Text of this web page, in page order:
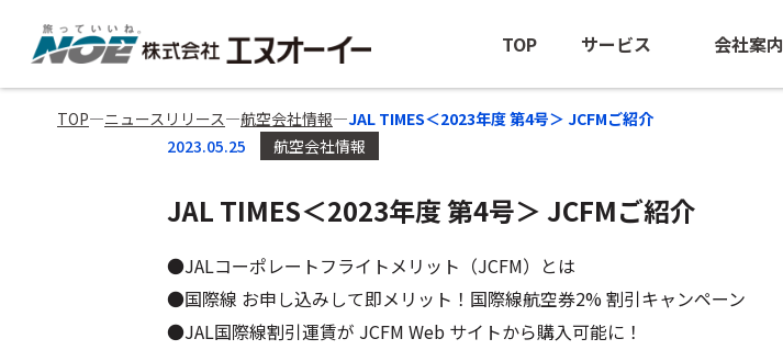
TOP サービス
海外出張手配
団体旅行・MICE
訪日旅行手配
会社案内
TOP―ニュースリリース―航空会社情報―JAL TIMES＜2023年度 第4号＞ JCFMご紹介
2023.05.25
航空会社情報
JAL TIMES＜2023年度 第4号＞ JCFMご紹介
●JALコーポレートフライトメリット（JCFM）とは
●国際線 お申し込みして即メリット！国際線航空券2% 割引キャンペーン
●JAL国際線割引運賃が JCFM Web サイトから購入可能に！